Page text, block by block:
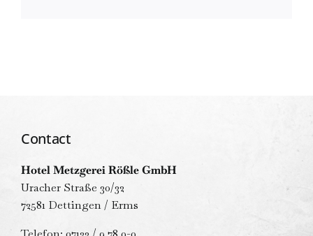
Contact
Hotel Metzgerei Rößle GmbH
Uracher Straße 30/32
72581 Dettingen / Erms